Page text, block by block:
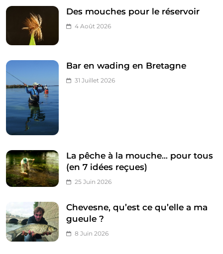
Des mouches pour le réservoir
4 Août 2026
Bar en wading en Bretagne
31 Juillet 2026
La pêche à la mouche… pour tous
(en 7 idées reçues)
25 Juin 2026
Chevesne, qu’est ce qu’elle a ma
gueule ?
8 Juin 2026